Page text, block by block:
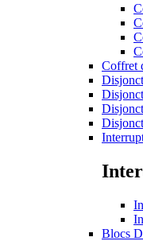
Coffret
Blocs